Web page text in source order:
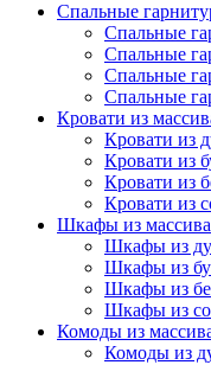
Спальные
Спальные
Спальные
Спальные
Спальные
Кровати из
Кровати из
Кровати из
Кровати из
Кровати из
Шкафы из массива
Шкафы из
Шкафы из
Шкафы из
Шкафы из
Комоды из
Комоды из